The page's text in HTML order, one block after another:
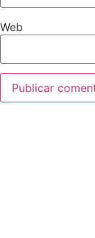
Web